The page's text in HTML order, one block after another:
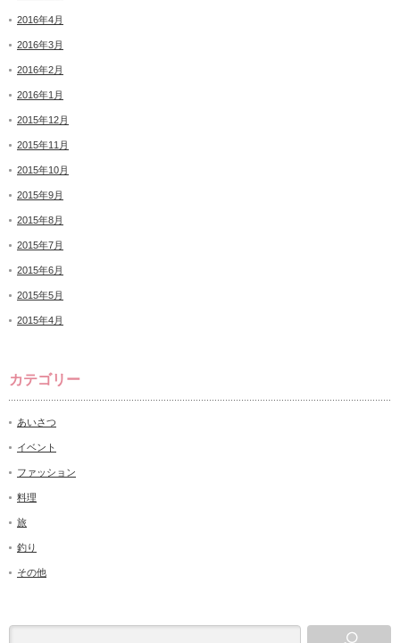
2016年4月
2016年3月
2016年2月
2016年1月
2015年12月
2015年11月
2015年10月
2015年9月
2015年8月
2015年7月
2015年6月
2015年5月
2015年4月
カテゴリー
あいさつ
イベント
ファッション
料理
旅
釣り
その他